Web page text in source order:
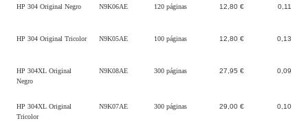
HP 304 Original Negro N9K06AE 120 páginas 12,80 € 0,11
HP 304 Original Tricolor N9K05AE 100 páginas 12,80 € 0,13
HP 304XL Original
Negro
N9K08AE 300 páginas 27,95 € 0,09
HP 304XL Original
Tricolor
N9K07AE 300 páginas 29,00 € 0,10